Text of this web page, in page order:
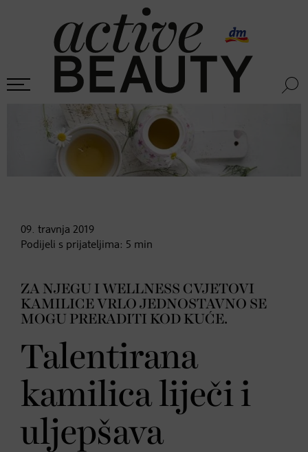
09. travnja 2019
Podijeli s prijateljima: 5 min
ZA NJEGU I WELLNESS CVJETOVI
KAMILICE VRLO JEDNOSTAVNO SE
MOGU PRERADITI KOD KUĆE.
Talentirana
kamilica liječi i
uljepšava